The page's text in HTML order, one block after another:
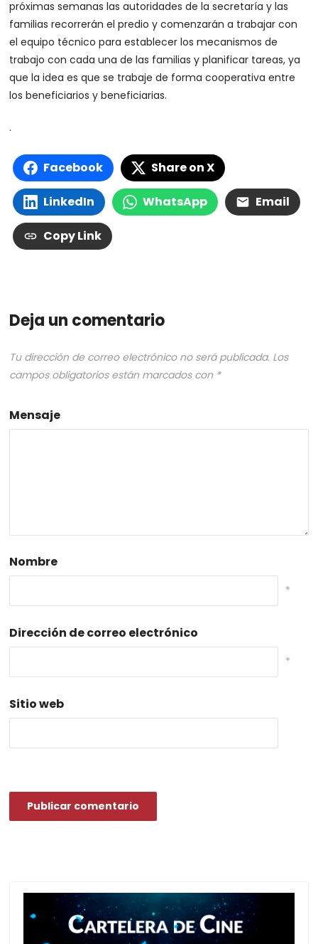
próximas semanas las autoridades de la secretaría y las
familias recorrerán el predio y comenzarán a trabajar con
el equipo técnico para establecer los mecanismos de
trabajo con cada una de las familias y planificar tareas, ya
que la idea es que se trabaje de forma cooperativa entre
los beneficiarios y beneficiarias.
.
Facebook Share on X
LinkedIn WhatsApp Email
Copy Link
Deja un comentario
Tu dirección de correo electrónico no será publicada. Los
campos obligatorios están marcados con *
Mensaje
Nombre
*
Dirección de correo electrónico
*
Sitio web